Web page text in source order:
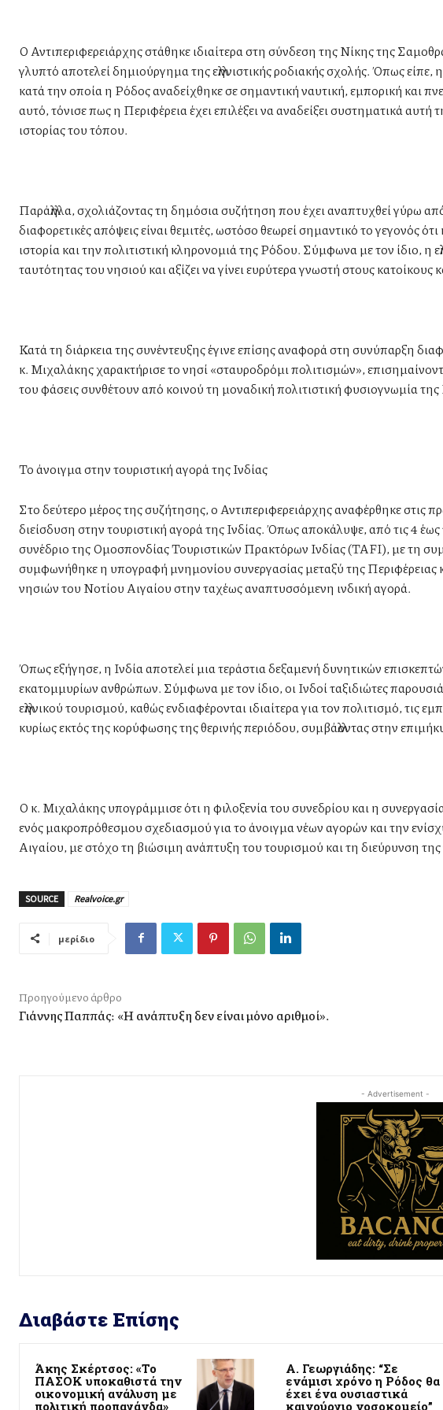
Ο Αντιπεριφερειάρχης στάθηκε ιδιαίτερα στη σύνδεση της Νίκης της
γλυπτό αποτελεί δημιούργημα της ελληνιστικής ροδιακής σχολής. Όπως είπε,
κατά την οποία η Ρόδος αναδείχθηκε σε σημαντική ναυτική, εμπορική και
αυτό, τόνισε πως η Περιφέρεια έχει επιλέξει να αναδείξει συστηματικά αυτή
ιστορίας του τόπου.
Παράλληλα, σχολιάζοντας τη δημόσια συζήτηση που έχει αναπτυχθεί γύρω
διαφορετικές απόψεις είναι θεμιτές, ωστόσο θεωρεί σημαντικό το γεγονός
ιστορία και την πολιτιστική κληρονομιά της Ρόδου. Σύμφωνα με τον ίδιο, η
ταυτότητας του νησιού και αξίζει να γίνει ευρύτερα γνωστή στους κατοίκους
Κατά τη διάρκεια της συνέντευξης έγινε επίσης αναφορά στη συνύπαρξη
κ. Μιχαλάκης χαρακτήρισε το νησί «σταυροδρόμι πολιτισμών»,
του φάσεις συνθέτουν από κοινού τη μοναδική πολιτιστική φυσιογνωμία
Το άνοιγμα στην τουριστική αγορά της Ινδίας
Στο δεύτερο μέρος της συζήτησης, ο Αντιπεριφερειάρχης αναφέρθηκε στις
διείσδυση στην τουριστική αγορά της Ινδίας. Όπως αποκάλυψε, από τις 4
συνέδριο της Ομοσπονδίας Τουριστικών Πρακτόρων Ινδίας (TAFI), με τη
συμφωνήθηκε η υπογραφή μνημονίου συνεργασίας μεταξύ της
νησιών του Νοτίου Αιγαίου στην ταχέως αναπτυσσόμενη ινδική αγορά.
Όπως εξήγησε, η Ινδία αποτελεί μια τεράστια δεξαμενή δυνητικών
εκατομμυρίων ανθρώπων. Σύμφωνα με τον ίδιο, οι Ινδοί ταξιδιώτες
ελληνικού τουρισμού, καθώς ενδιαφέρονται ιδιαίτερα για τον πολιτισμό, τις
κυρίως εκτός της κορύφωσης της θερινής περιόδου, συμβάλλοντας στην
Ο κ. Μιχαλάκης υπογράμμισε ότι η φιλοξενία του συνεδρίου και η
ενός μακροπρόθεσμου σχεδιασμού για το άνοιγμα νέων αγορών και την
Αιγαίου, με στόχο τη βιώσιμη ανάπτυξη του τουρισμού και τη διεύρυνση της
SOURCE Realvoice.gr
μερίδιο
Προηγούμενο άρθρο
Γιάννης Παππάς: «Η ανάπτυξη δεν είναι μόνο αριθμοί».
- Advertisement -
Διαβάστε Επίσης
Άκης Σκέρτσος: «Το
ΠΑΣΟΚ υποκαθιστά την
οικονομική ανάλυση με
πολιτική προπαγάνδα»
Α. Γεωργιάδης: “Σε
ενάμισι χρόνο η Ρόδος θα
έχει ένα ουσιαστικά
καινούργιο νοσοκομείο”